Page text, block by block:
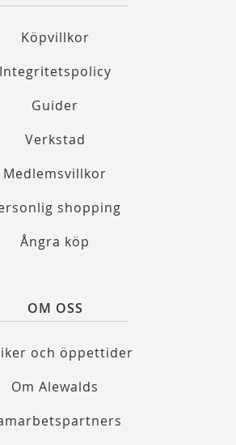
Köpvillkor
Integritetspolicy
Guider
Verkstad
Medlemsvillkor
shopping
Ångra köp
OM OSS
och öppettider
Om Alewalds